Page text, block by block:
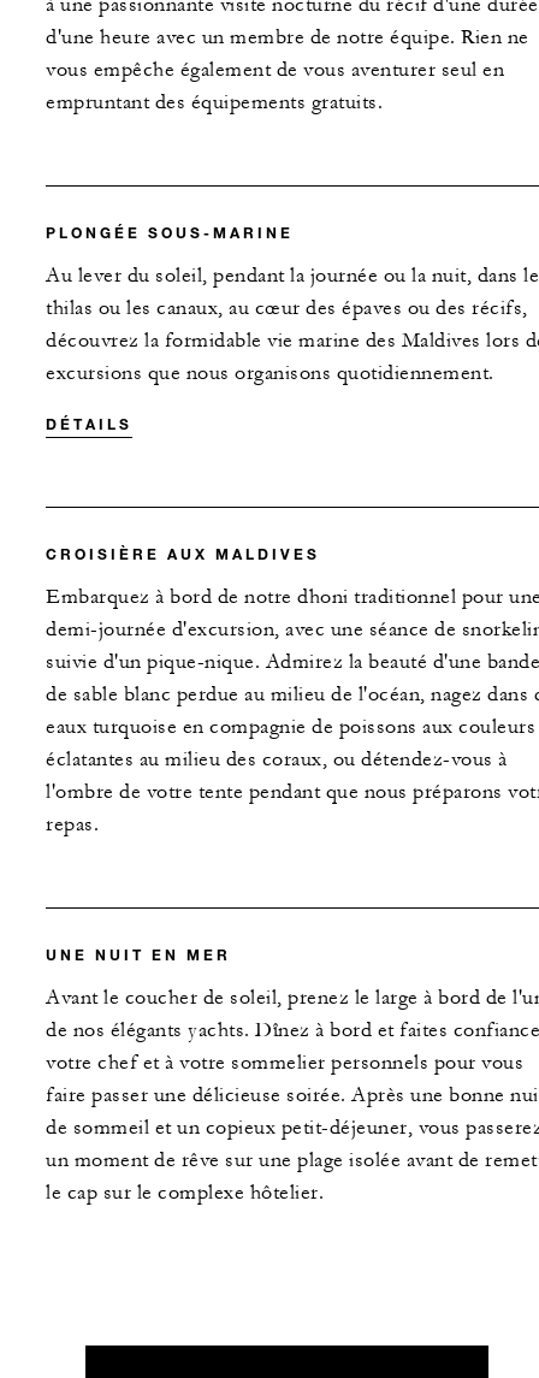
d'une heure avec un membre de notre équipe. Rien ne
vous empêche également de vous aventurer seul en
empruntant des équipements gratuits.
PLONGÉE SOUS-MARINE
Au lever du soleil, pendant la journée ou la nuit, dans
thilas ou les canaux, au cœur des épaves ou des récifs,
découvrez la formidable vie marine des Maldives lors
excursions que nous organisons quotidiennement.
DÉTAILS
CROISIÈRE AUX MALDIVES
Embarquez à bord de notre dhoni traditionnel pour
demi-journée d'excursion, avec une séance de
suivie d'un pique-nique. Admirez la beauté d'une bande
de sable blanc perdue au milieu de l'océan, nagez dans
eaux turquoise en compagnie de poissons aux couleurs
éclatantes au milieu des coraux, ou détendez-vous à
l'ombre de votre tente pendant que nous préparons
repas.
UNE NUIT EN MER
Avant le coucher de soleil, prenez le large à bord de
de nos élégants yachts. Dînez à bord et faites
votre chef et à votre sommelier personnels pour vous
faire passer une délicieuse soirée. Après une bonne
de sommeil et un copieux petit-déjeuner, vous
un moment de rêve sur une plage isolée avant de
le cap sur le complexe hôtelier.